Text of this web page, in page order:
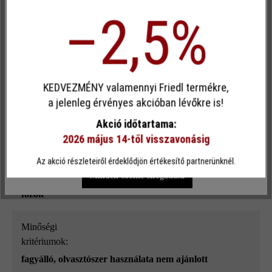
kerítés- és falazókő
külön formátum
kerti falak, kerítések, magaságyak, oszlopok és pillérek
él:
fózolt
Minőségi
kritériumok:
fagyálló, olvasztószer használata nem ajánlott
Egyéni cookie elfogadása
Ez a webhely cookie-kat használ, hogy a lehető legjobb
funkcionalitást kínálja Önnek...További információ
Csak funkcionális cookie elfogadása
Minden cookie elfogadása
–2,5%
KEDVEZMÉNY valamennyi Friedl termékre,
a jelenleg érvényes akcióban lévőkre is!
Akció időtartama:
2026 május 14-től visszavonásig
Az akció részleteiről érdeklődjön értékesítő partnerünknél.